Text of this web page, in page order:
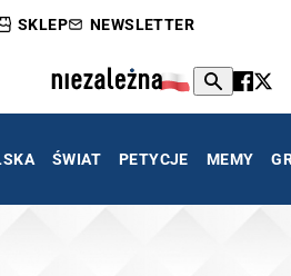
SKLEP NEWSLETTER
ŚWIAT PETYCJE MEMY